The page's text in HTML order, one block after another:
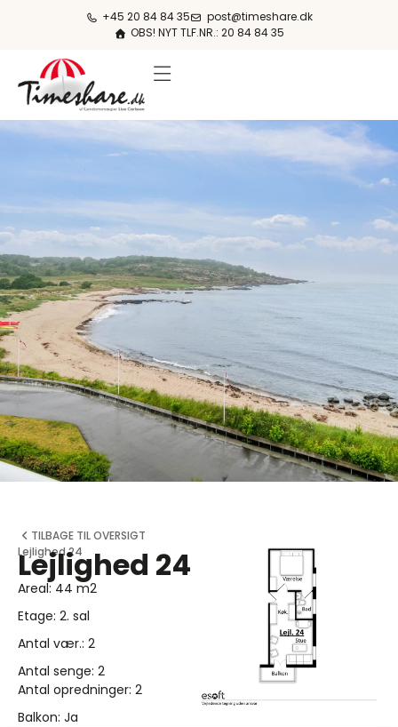
+45 20 84 84 35
post@timeshare.dk
OBS! NYT TLF.NR.: 20 84 84 35
TILBAGE TIL OVERSIGT
Lejlighed 24
Lejlighed 24
Areal: 44 m2
Etage: 2. sal
Antal vær.: 2
Antal senge: 2
Antal opredninger: 2
Balkon: Ja